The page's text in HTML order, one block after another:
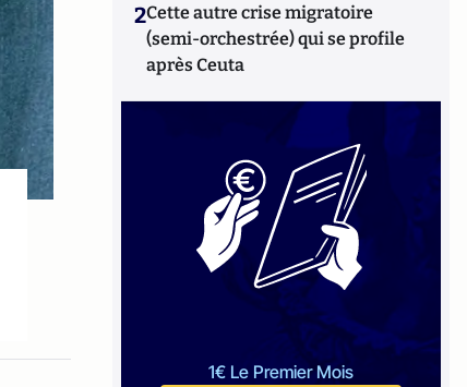
2Cette autre crise migratoire
(semi-orchestrée) qui se profile
après Ceuta
1€ Le Premier Mois